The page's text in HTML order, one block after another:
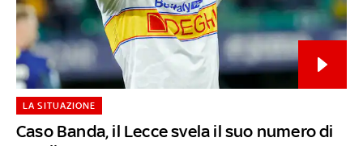
Caso Banda, il Lecce svela il suo numero di
LA SITUAZIONE